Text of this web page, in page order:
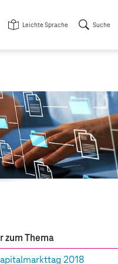
Leichte Sprache Suche
zum Thema
2018